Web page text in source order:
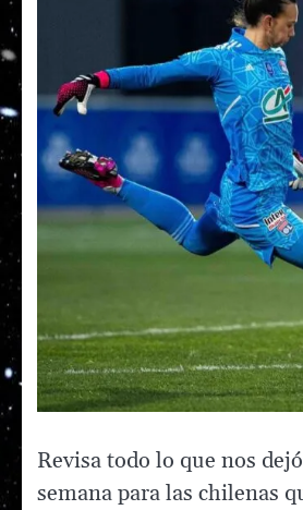
Revisa todo lo que nos
semana para las chilenas